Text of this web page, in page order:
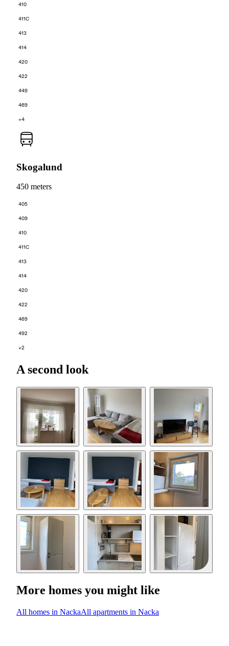
410
411C
413
414
420
422
449
469
+4
Skogalund
450 meters
405
409
410
411C
413
414
420
422
469
492
+2
A second look
More homes you might like
All homes in NackaAll apartments in Nacka